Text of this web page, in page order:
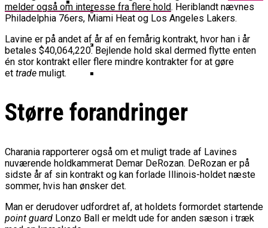
Bakken Bears Skuffede Og
Misser Champions League-
Gruppespil
Danske Tobias Jensen Fik
Spilletid I Testkamp Mod
Portland Trail Blazers
Danske Tobias Jensen Skal Møde
Portland Trail Blazers I NBA-
Grupperne Og Sæt Krydser I Din
Kalender
Medie: Lebron James Vil Stå I
Medlemstal I Dansk Basket Boomer:
Fremgang For 12. År I Træk
melder også om interesse fra flere hold. Heriblandt nævnes
Philadelphia 76ers, Miami Heat og Los Angeles Lakers.
Lavine er på andet af år af en femårig kontrakt, hvor han i år
betales $40,064,220. Bejlende hold skal dermed flytte enten
én stor kontrakt eller flere mindre kontrakter for at gøre
et trade muligt.
Større forandringer
Charania rapporterer også om et muligt trade af Lavines
nuværende holdkammerat Demar DeRozan. DeRozan er på
sidste år af sin kontrakt og kan forlade Illinois-holdet næste
sommer, hvis han ønsker det.
Man er derudover udfordret af, at holdets formordet startende
point guard Lonzo Ball er meldt ude for anden sæson i træk